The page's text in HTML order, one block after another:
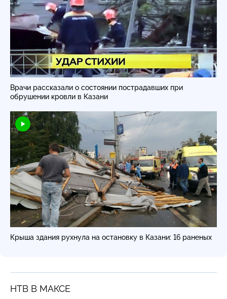
Врачи рассказали о состоянии пострадавших при
обрушении кровли в Казани
Крыша здания рухнула на остановку в Казани: 16 раненых
НТВ В МАКСЕ